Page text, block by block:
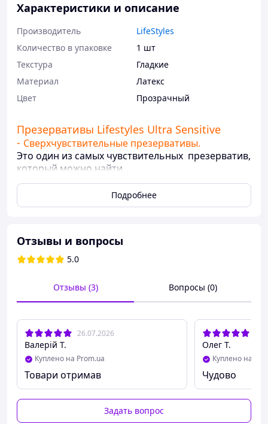
Характеристики и описание
Производитель
LifeStyles
Количество в упаковке
1 шт
Текстура
Гладкие
Материал
Латекс
Цвет
Прозрачный
Презервативы Lifestyles Ultra Sensitive
- Сверхчувствительные презервативы.
Это один из самых чувствительных презерватив,
который можно найти.
Презервативы LifeStyle Ultra Sensitive
изготовлены из высококачественного
крепкие. Они оснащены смазкой премиум-класса
на водной основе и наконечником резервуара
для дополнительной безопасности и
ровные стенки и гладкую поверхность.
Тоньше классических презервативов.
Форма классического презерватива.
Силиконовая смазка.
Есть резервуар на конце.
Подробнее
Отзывы и вопросы
5.0
Отзывы (3) Вопросы (0)
26.07.2026
Валерій Т.
Куплено на Prom.ua
Товари отримав
Олег Т.
Куплено на
Чудово
Задать вопрос